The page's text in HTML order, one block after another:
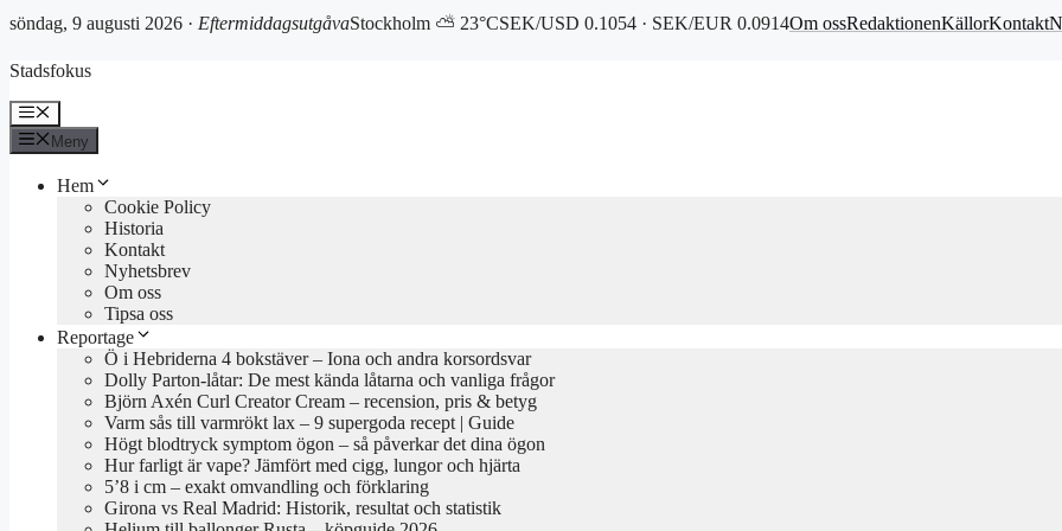
söndag, 9 augusti 2026 · EftermiddagsutgåvaStockholm ⛅ 23°CSEK/USD 0.1054 · SEK/EUR 0.0914Om ossRedaktionenKällorKontakt
till
Stadsfokus
Meny
Meny
Hem
Cookie Policy
Historia
Kontakt
Nyhetsbrev
Om oss
Tipsa oss
Reportage
Ö i Hebriderna 4 bokstäver – Iona och andra korsordsvar
Dolly Parton-låtar: De mest kända låtarna och vanliga frågor
Björn Axén Curl Creator Cream – recension, pris & betyg
Varm sås till varmrökt lax – 9 supergoda recept | Guide
Högt blodtryck symptom ögon – så påverkar det dina ögon
Hur farligt är vape? Jämfört med cigg, lungor och hjärta
5’8 i cm – exakt omvandling och förklaring
Girona vs Real Madrid: Historik, resultat och statistik